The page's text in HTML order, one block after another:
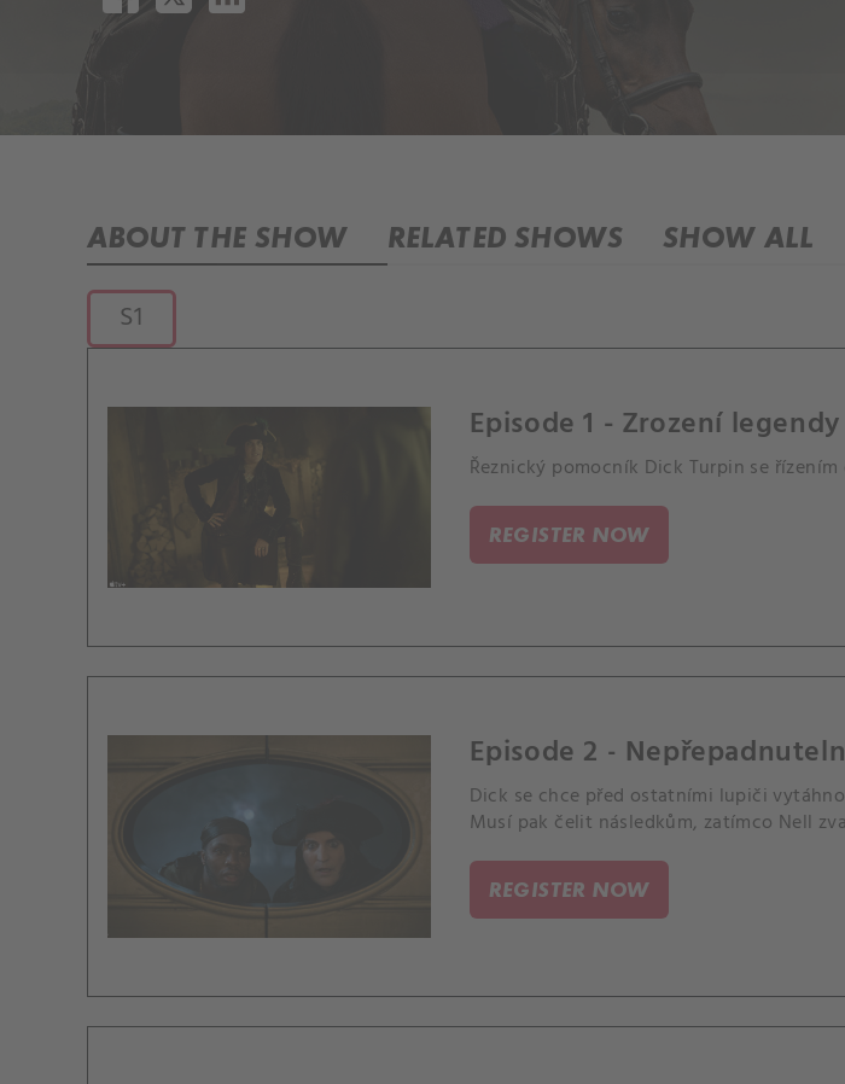
ABOUT THE SHOW RELATED SHOWS SHOW ALL
S1
Episode 1 - Zrození
Řeznický pomocník Dick Turpin se
REGISTER NOW
Episode 2 -
Dick se chce před ostatními lupiči
Musí pak čelit následkům, zatímco Nell
REGISTER NOW